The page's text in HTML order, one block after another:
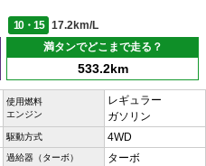
10・15
17.2km/L
満タンでどこまで走る？
533.2km
使用燃料
エンジン
レギュラー
ガソリン
駆動方式 4WD
過給器（ターボ） ターボ